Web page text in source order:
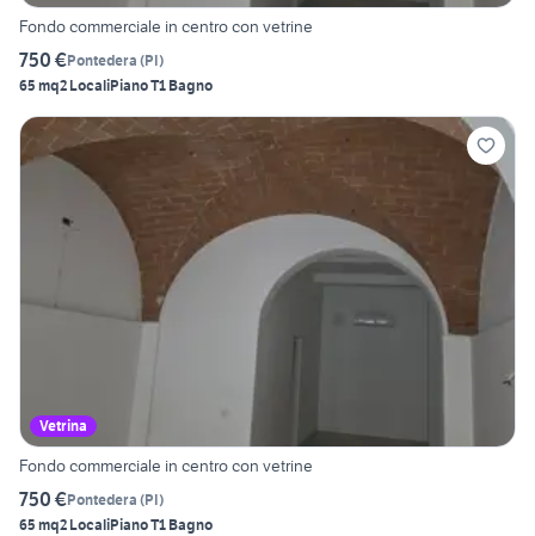
Fondo commerciale in centro con vetrine
750 €Pontedera (PI)
65 mq2 LocaliPiano T1 Bagno
Vetrina
Fondo commerciale in centro con vetrine
750 €Pontedera (PI)
65 mq2 LocaliPiano T1 Bagno